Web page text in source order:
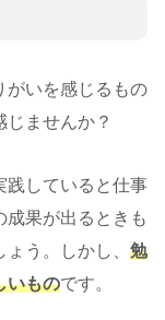
がいを感じるもの
じませんか？
践していると仕事
成果が出るときも
う。しかし、 勉
いものです。